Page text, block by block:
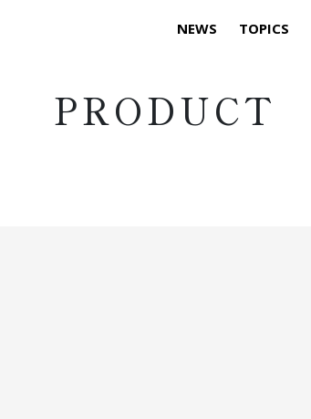
NEWS TOPICS
PRODUCT